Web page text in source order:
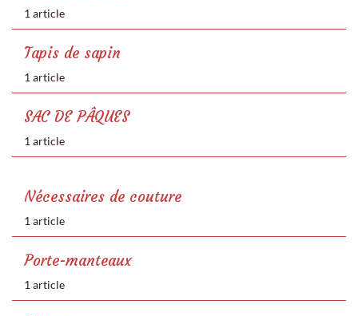
1 article
Tapis de sapin
1 article
SAC DE PÂQUES
1 article
Nécessaires de couture
1 article
Porte-manteaux
1 article